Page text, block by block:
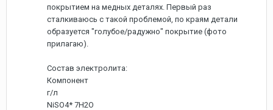
покрытием на медных деталях. Первый раз
сталкиваюсь с такой проблемой, по краям детали
образуется "голубое/радужно" покрытие (фото
прилагаю).
Состав электролита:
Компонент
г/л
NiSO4* 7H2O